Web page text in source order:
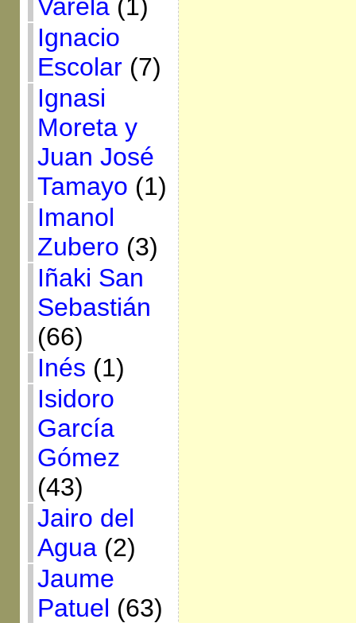
Varela(1)
Ignacio
Escolar(7)
Ignasi
Moreta y
Juan José
Tamayo (1)
Imanol
Zubero (3)
Iñaki San
Sebastián
(66)
Inés (1)
Isidoro
García
Gómez
(43)
Jairo del
Agua(2)
Jaume
Patuel (63)